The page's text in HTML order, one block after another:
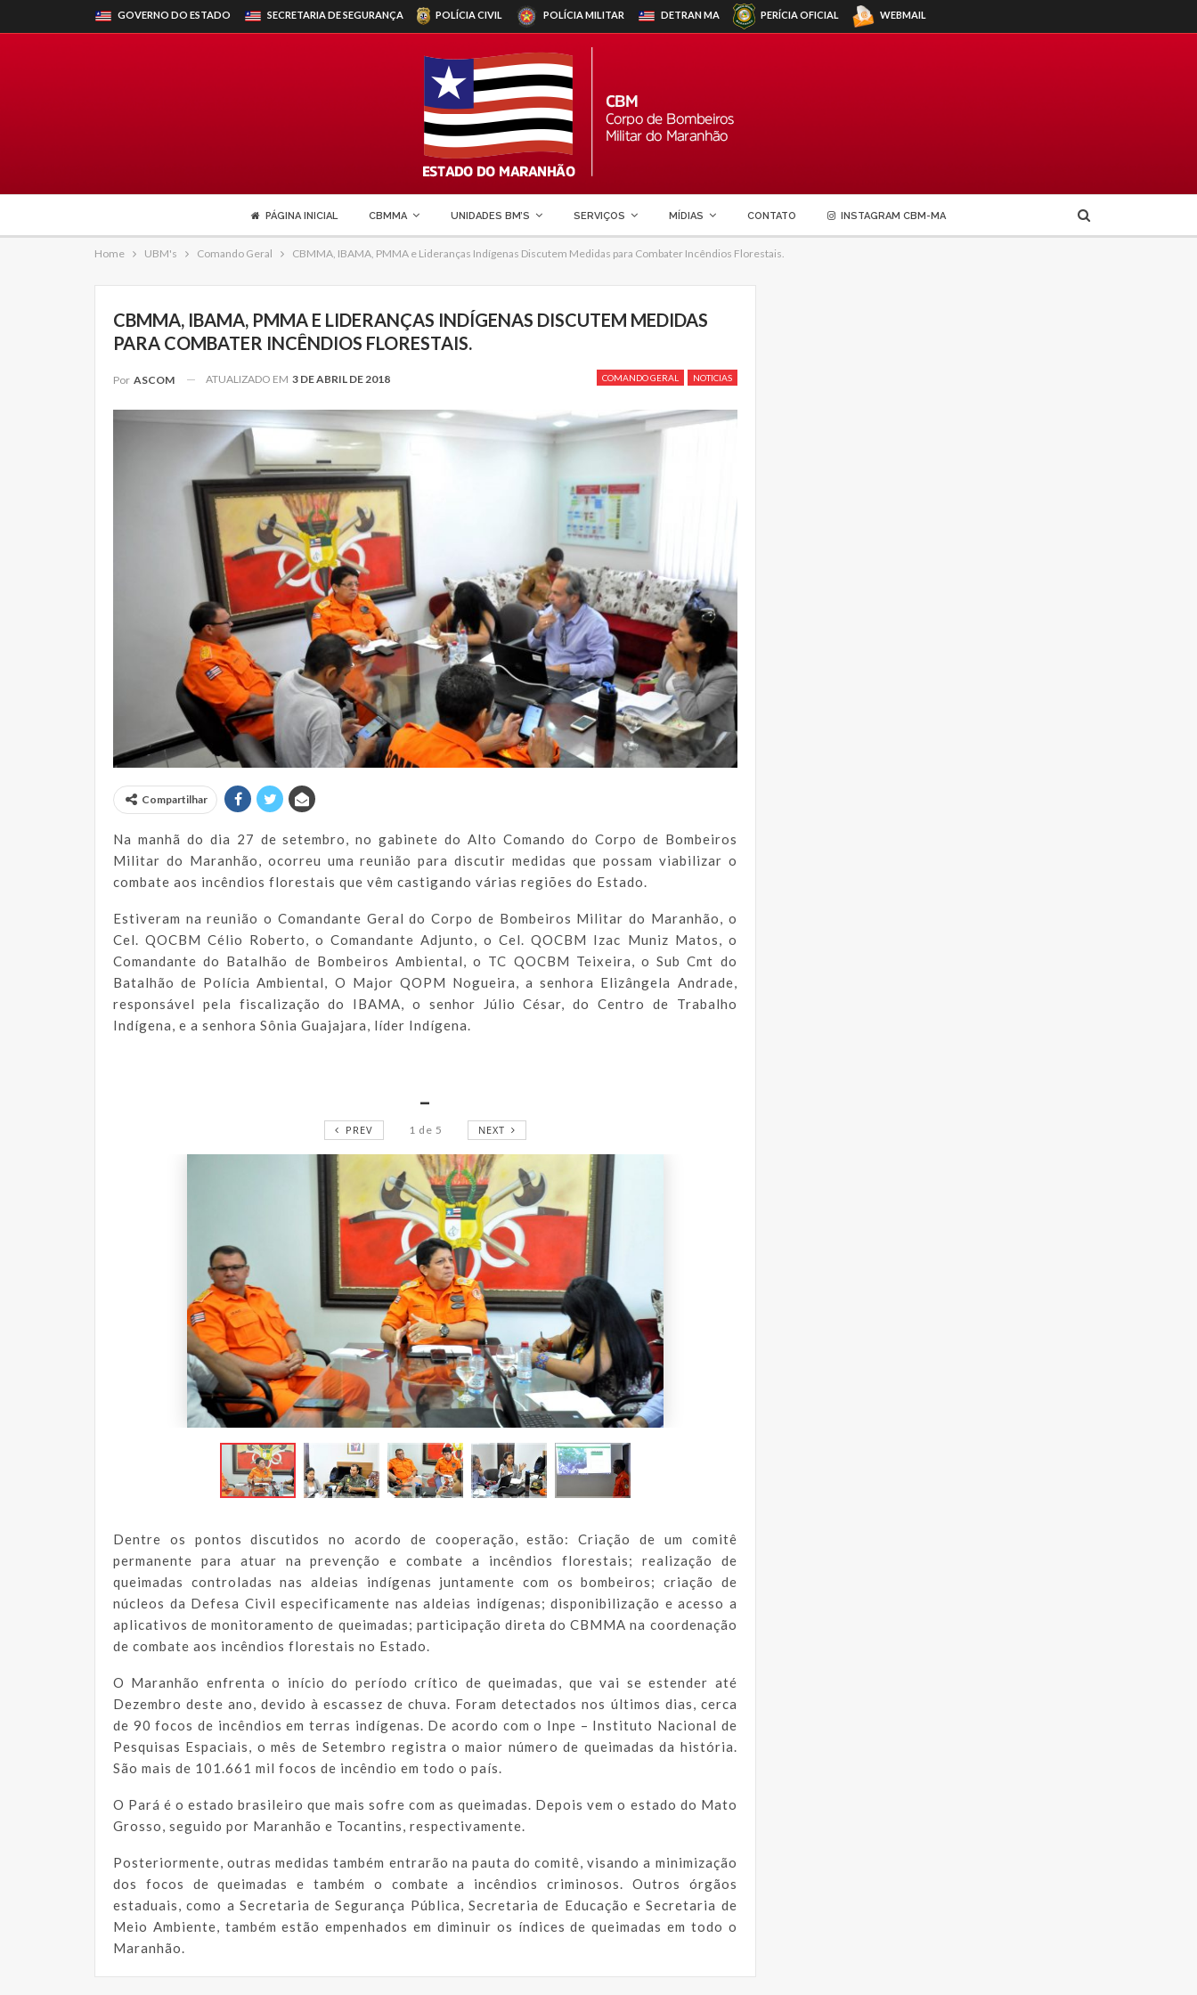
GOVERNO DO ESTADO SECRETARIA DE SEGURANÇA POLÍCIA CIVIL POLÍCIA MILITAR DETRANMA PERÍCIA OFICIAL WEBMAIL
PÁGINA INICIAL CBMMA UNIDADES BM’S SERVIÇOS MÍDIAS CONTATO INSTAGRAM CBM-MA
Home UBM's Comando Geral CBMMA, IBAMA, PMMA e Lideranças Indígenas Discutem Medidas para Combater Incêndios Florestais.
CBMMA, IBAMA, PMMA E LIDERANÇAS INDÍGENAS DISCUTEM MEDIDAS
PARA COMBATER INCÊNDIOS FLORESTAIS.
COMANDO GERAL NOTICIAS
Por ASCOM ATUALIZADO EM 3 DE ABRIL DE 2018
Compartilhar
Na manhã do dia 27 de setembro, no gabinete do Alto Comando do Corpo de Bombeiros
Militar do Maranhão, ocorreu uma reunião para discutir medidas que possam viabilizar o
combate aos incêndios florestais que vêm castigando várias regiões do Estado.
Estiveram na reunião o Comandante Geral do Corpo de Bombeiros Militar do Maranhão, o
Cel. QOCBM Célio Roberto, o Comandante Adjunto, o Cel. QOCBM Izac Muniz Matos, o
Comandante do Batalhão de Bombeiros Ambiental, o TC QOCBM Teixeira, o Sub Cmt do
Batalhão de Polícia Ambiental, O Major QOPM Nogueira, a senhora Elizângela Andrade,
responsável pela fiscalização do IBAMA, o senhor Júlio César, do Centro de Trabalho
Indígena, e a senhora Sônia Guajajara, líder Indígena.
PREV 1 de 5 NEXT
Dentre os pontos discutidos no acordo de cooperação, estão: Criação de um comitê
permanente para atuar na prevenção e combate a incêndios florestais; realização de
queimadas controladas nas aldeias indígenas juntamente com os bombeiros; criação de
núcleos da Defesa Civil especificamente nas aldeias indígenas; disponibilização e acesso a
aplicativos de monitoramento de queimadas; participação direta do CBMMA na coordenação
de combate aos incêndios florestais no Estado.
O Maranhão enfrenta o início do período crítico de queimadas, que vai se estender até
Dezembro deste ano, devido à escassez de chuva. Foram detectados nos últimos dias, cerca
de 90 focos de incêndios em terras indígenas. De acordo com o Inpe – Instituto Nacional de
Pesquisas Espaciais, o mês de Setembro registra o maior número de queimadas da história.
São mais de 101.661 mil focos de incêndio em todo o país.
O Pará é o estado brasileiro que mais sofre com as queimadas. Depois vem o estado do Mato
Grosso, seguido por Maranhão e Tocantins, respectivamente.
Posteriormente, outras medidas também entrarão na pauta do comitê, visando a minimização
dos focos de queimadas e também o combate a incêndios criminosos. Outros órgãos
estaduais, como a Secretaria de Segurança Pública, Secretaria de Educação e Secretaria de
Meio Ambiente, também estão empenhados em diminuir os índices de queimadas em todo o
Maranhão.